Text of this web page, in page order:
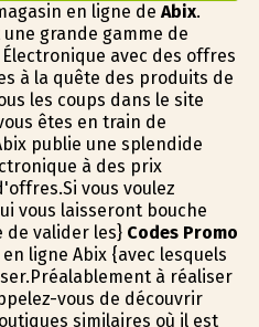
en ligne de Abix.
grande gamme de
avec des offres
à la quête des produits de
les coups dans le site
êtes en train de
publie une splendide
à des prix
vous voulez
vous laisseront bouche
de valider les} Codes Promo
ligne Abix {avec lesquels
à réaliser
vous de découvrir
similaires où il est